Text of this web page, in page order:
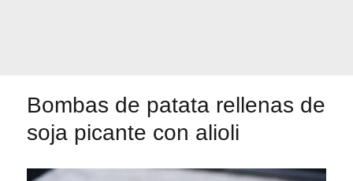
irresistibles
Los más completos
Bombas de patata rellenas de
soja picante con alioli